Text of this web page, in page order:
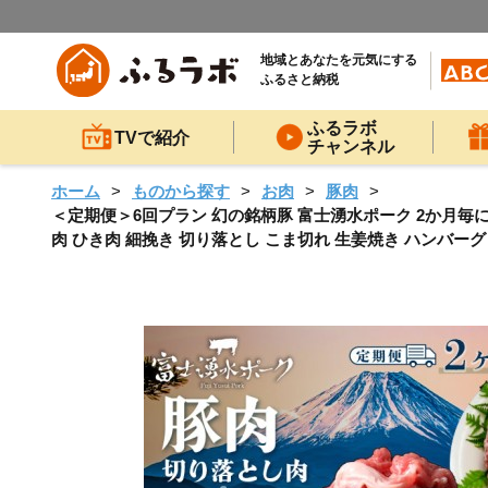
地域とあなたを元気にする
ふるさと納税
TVで紹介
ふるラボ
チャンネル
ホーム ものから探す お肉
豚肉
＜定期便＞6回プラン 幻の銘柄豚 富士湧水ポーク 2か月
肉 ひき肉 細挽き 切り落とし こま切れ 生姜焼き ハンバー